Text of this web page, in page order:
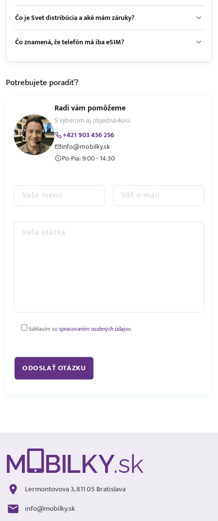
Čo je Svet distribúcia a aké mám záruky?
Čo znamená, že telefón má iba eSIM?
Potrebujete poradiť?
Radi vám pomôžeme
S výberom aj objednávkou.
+421 903 456 256
info@mobilky.sk
Po-Pia: 9:00 - 14:30
Súhlasím sospracovaním osobných údajov.
Lermontovova 3, 811 05 Bratislava
info@mobilky.sk